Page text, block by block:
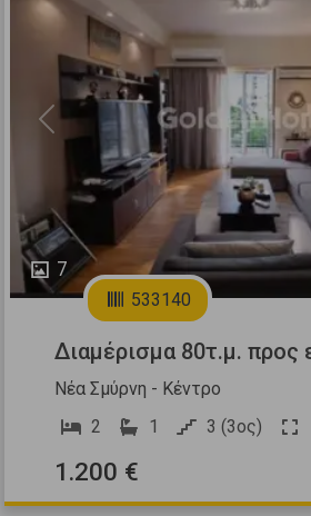
7
Previous
533140
Διαμέρισμα 80τ.μ. προς
Νέα Σμύρνη - Κέντρο
2
1 3 (3ος)
1.200 €